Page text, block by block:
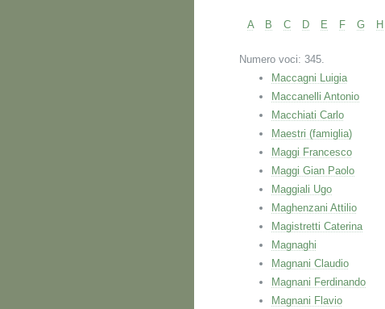
A B C D E F G H
Numero voci: 345.
Maccagni Luigia
Maccanelli Antonio
Macchiati Carlo
Maestri (famiglia)
Maggi Francesco
Maggi Gian Paolo
Maggiali Ugo
Maghenzani Attilio
Magistretti Caterina
Magnaghi
Magnani Claudio
Magnani Ferdinando
Magnani Flavio